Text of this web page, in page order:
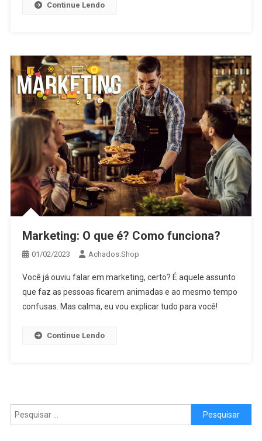
Continue Lendo
Marketing: O que é? Como funciona?
01/02/2023 Achados.Shop
Você já ouviu falar em marketing, certo? É aquele assunto
que faz as pessoas ficarem animadas e ao mesmo tempo
confusas. Mas calma, eu vou explicar tudo para você!
Continue Lendo
Pesquisar por: